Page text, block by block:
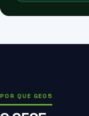
POR QUE GEO5